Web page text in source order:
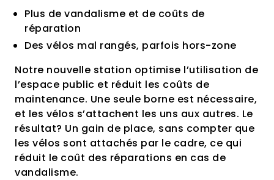
Plus de vandalisme et de coûts de
réparation
Des vélos mal rangés, parfois hors-zone
Notre nouvelle station optimise l’utilisation de
l’espace public et réduit les coûts de
maintenance. Une seule borne est nécessaire,
et les vélos s’attachent les uns aux autres. Le
résultat? Un gain de place, sans compter que
les vélos sont attachés par le cadre, ce qui
réduit le coût des réparations en cas de
vandalisme.